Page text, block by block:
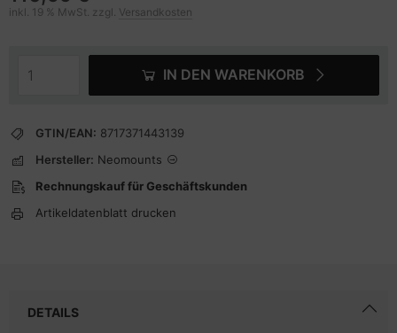
inkl. 19 % MwSt. zzgl. Versandkosten
IN DEN WARENKORB
GTIN/EAN: 8717371443139
Hersteller: Neomounts
Rechnungskauf für Geschäftskunden
Artikeldatenblatt drucken
DETAILS